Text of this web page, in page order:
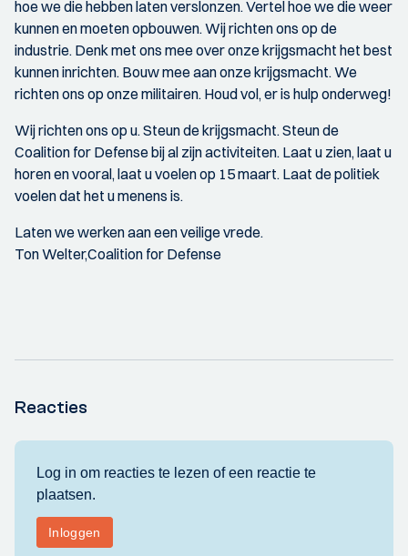
hoe we die hebben laten verslonzen. Vertel hoe we die weer
kunnen en moeten opbouwen. Wij richten ons op de
industrie. Denk met ons mee over onze krijgsmacht het best
kunnen inrichten. Bouw mee aan onze krijgsmacht. We
richten ons op onze militairen. Houd vol, er is hulp onderweg!
Wij richten ons op u. Steun de krijgsmacht. Steun de
Coalition for Defense bij al zijn activiteiten. Laat u zien, laat u
horen en vooral, laat u voelen op 15 maart. Laat de politiek
voelen dat het u menens is.
Laten we werken aan een veilige vrede.
Ton Welter,Coalition for Defense
Reacties